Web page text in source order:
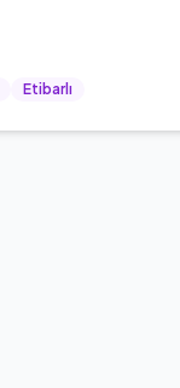
Etibarlı